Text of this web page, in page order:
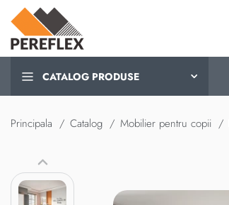
CATALOG PRODUSE
Principala Catalog Mobilier pentru copii